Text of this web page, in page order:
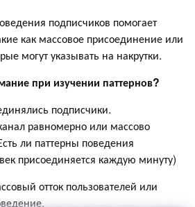
подписчиков помогает
как массовое присоединение или
могут указывать на накрутки.
при изучении паттернов?
подписчики.
равномерно или массово
ли паттерны поведения
присоединяется каждую минуту)
отток пользователей или